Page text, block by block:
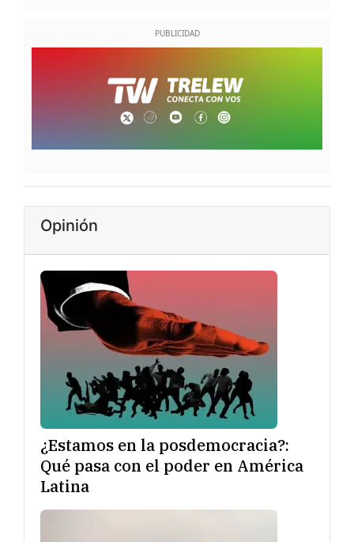
Opinión
¿Estamos en la posdemocracia?:
Qué pasa con el poder en América
Latina